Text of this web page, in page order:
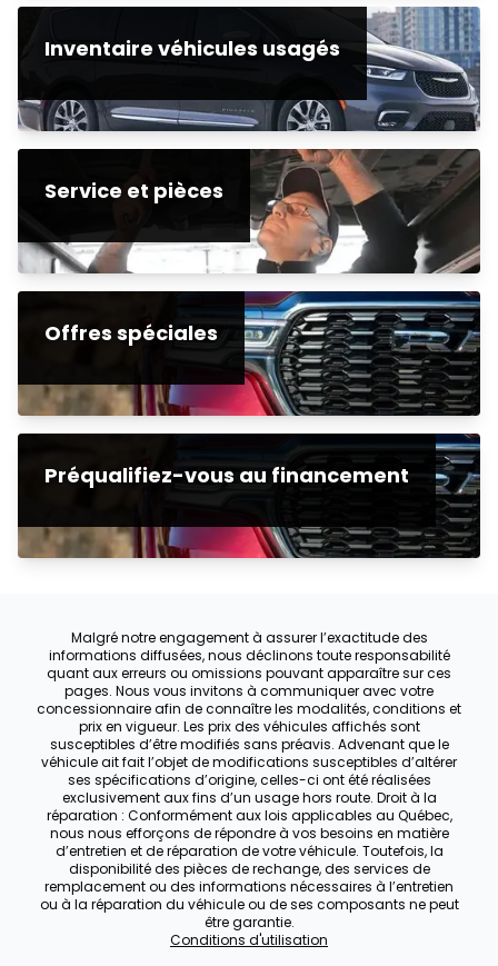
Inventaire véhicules usagés
Service et pièces
Offres spéciales
Préqualifiez-vous au financement
Malgré notre engagement à assurer l’exactitude des
informations diffusées, nous déclinons toute responsabilité
quant aux erreurs ou omissions pouvant apparaître sur ces
pages. Nous vous invitons à communiquer avec votre
concessionnaire afin de connaître les modalités, conditions et
prix en vigueur. Les prix des véhicules affichés sont
susceptibles d’être modifiés sans préavis. Advenant que le
véhicule ait fait l’objet de modifications susceptibles d’altérer
ses spécifications d’origine, celles-ci ont été réalisées
exclusivement aux fins d’un usage hors route. Droit à la
réparation : Conformément aux lois applicables au Québec,
nous nous efforçons de répondre à vos besoins en matière
d’entretien et de réparation de votre véhicule. Toutefois, la
disponibilité des pièces de rechange, des services de
remplacement ou des informations nécessaires à l’entretien
ou à la réparation du véhicule ou de ses composants ne peut
être garantie.
Conditions d'utilisation